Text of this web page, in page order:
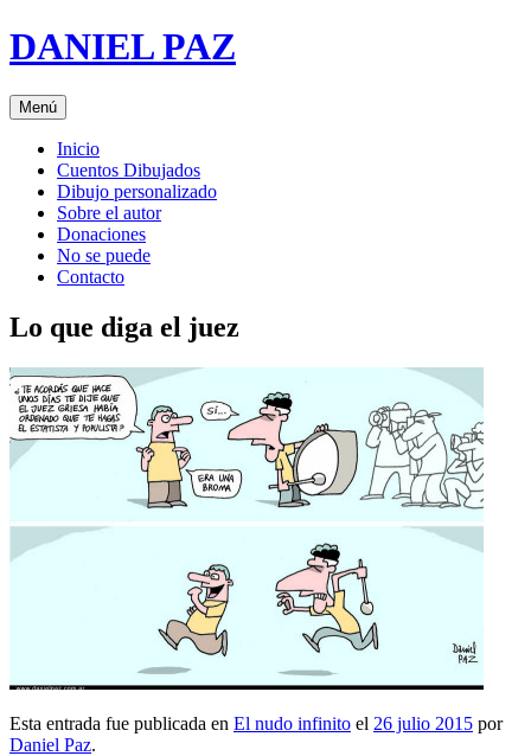
Saltar
al
DANIEL PAZ
Menú
Inicio
Cuentos Dibujados
Dibujo personalizado
Sobre el autor
Donaciones
No se puede
Contacto
Lo que diga el juez
Esta entrada fue publicada en El nudo infinito el 26 julio 2015 por
Daniel Paz.